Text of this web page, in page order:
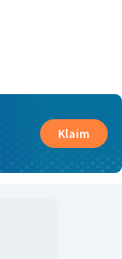
Klaim